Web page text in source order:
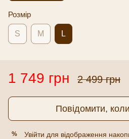
Розмір
S M L
1 749 грн 2 499 грн
Повідомити,
% Увійти для відображення